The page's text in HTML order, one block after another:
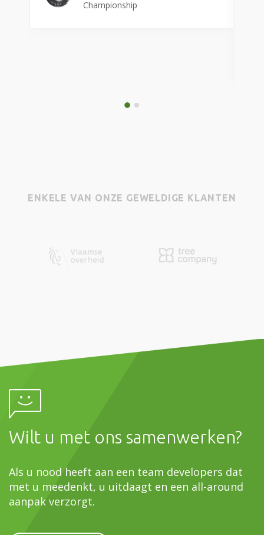
Championship
ENKELE VAN ONZE GEWELDIGE KLANTEN
Wilt u met ons samenwerken?
Als u nood heeft aan een team developers dat
met u meedenkt, u uitdaagt en een all-around
aanpak verzorgt.